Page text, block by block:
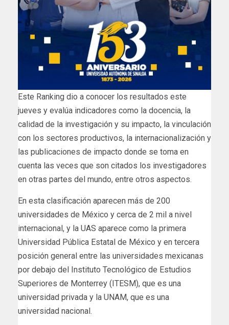
Este Ranking dio a conocer los resultados este
jueves y evalúa indicadores como la docencia, la
calidad de la investigación y su impacto, la vinculación
con los sectores productivos, la internacionalización y
las publicaciones de impacto donde se toma en
cuenta las veces que son citados los investigadores
en otras partes del mundo, entre otros aspectos.
En esta clasificación aparecen más de 200
universidades de México y cerca de 2 mil a nivel
internacional, y la UAS aparece como la primera
Universidad Pública Estatal de México y en tercera
posición general entre las universidades mexicanas
por debajo del Instituto Tecnológico de Estudios
Superiores de Monterrey (ITESM), que es una
universidad privada y la UNAM, que es una
universidad nacional.